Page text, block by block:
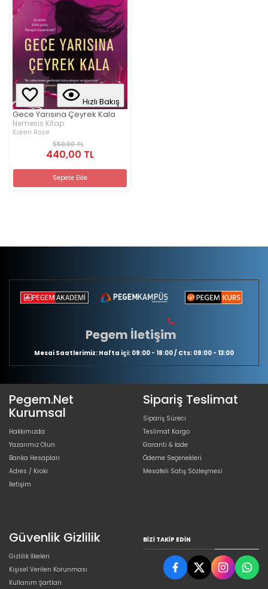
Hızlı Bakış
Gece Yarısına Çeyrek Kala
Nemesis Kitap
Karen Rose
550,00 TL
440,00 TL
Sepete Ekle
Pegem İletişim
Mesai Saatlerimiz: Hafta içi: 09:00 - 18:00 / Cts: 09:00 - 13:00
Pegem.Net
Kurumsal
Hakkımızda
Yazarımız Olun
Banka Hesapları
Adres / Kroki
İletişim
Sipariş Teslimat
Sipariş Süreci
Teslimat Kargo
Garanti & İade
Ödeme Seçenekleri
Mesafeli Satış Sözleşmesi
Güvenlik Gizlilik
Gizlilik İlkeleri
Kişisel Verilen Korunması
Kullanım Şartları
BIZI TAKIP EDIN